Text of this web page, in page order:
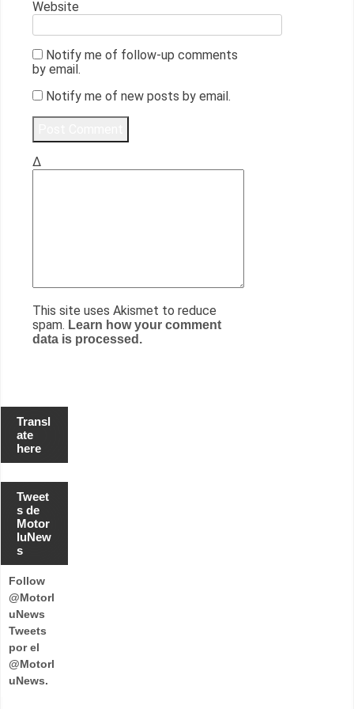
Website
Notify me of follow-up comments
by email.
Notify me of new posts by email.
Δ
This site uses Akismet to reduce
spam. Learn how your comment
data is processed.
Transl
ate
here
Tweet
s de
Motor
luNew
s
Follow
@Motorl
uNews
Tweets
por el
@Motorl
uNews.